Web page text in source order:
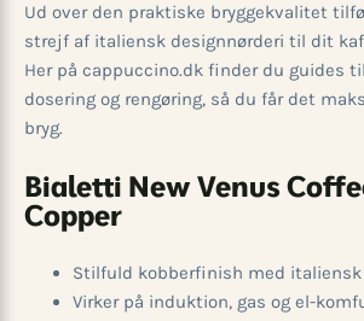
Ud over den praktiske bryggekvalitet
strejf af italiensk designnørderi til dit
Her på cappuccino.dk finder du guides
dosering og rengøring, så du får det
bryg.
Bialetti New Venus
Copper
Stilfuld kobberfinish med italiensk
Virker på induktion, gas og el-